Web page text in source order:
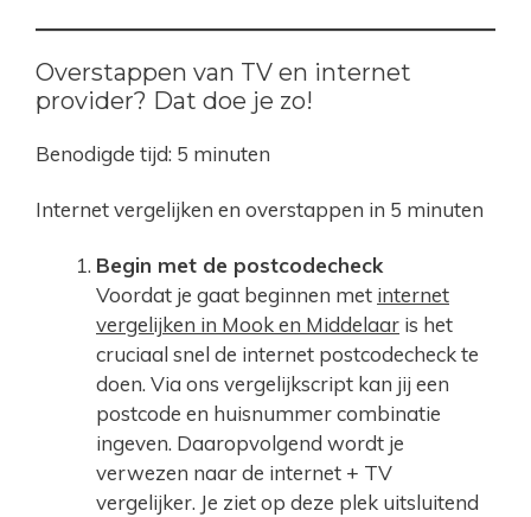
Overstappen van TV en internet
provider? Dat doe je zo!
Benodigde tijd: 5 minuten
Internet vergelijken en overstappen in 5 minuten
Begin met de postcodecheck
Voordat je gaat beginnen met internet
vergelijken in Mook en Middelaar is het
cruciaal snel de internet postcodecheck te
doen. Via ons vergelijkscript kan jij een
postcode en huisnummer combinatie
ingeven. Daaropvolgend wordt je
verwezen naar de internet + TV
vergelijker. Je ziet op deze plek uitsluitend